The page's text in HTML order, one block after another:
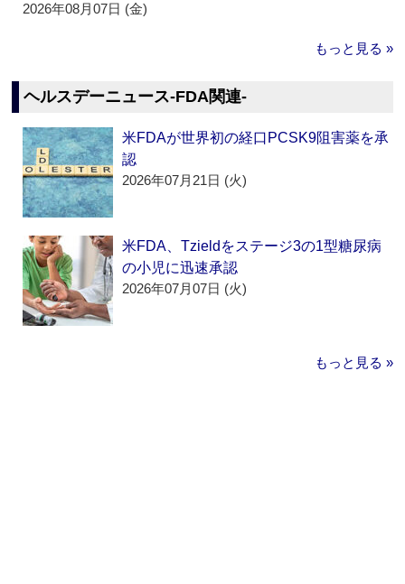
2026年08月07日 (金)
もっと見る »
ヘルスデーニュース‐FDA関連‐
米FDAが世界初の経口PCSK9阻害薬を承
認
2026年07月21日 (火)
米FDA、Tzieldをステージ3の1型糖尿病
の小児に迅速承認
2026年07月07日 (火)
もっと見る »